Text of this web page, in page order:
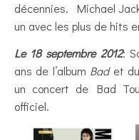
décennies. Michael
un avec les plus de hits
Le 18 septembre 2012:
ans de l’album Badet du
un concert de Bad
officiel.